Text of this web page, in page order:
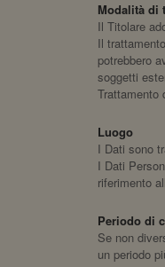
Modalità di
Il Titolare
Il
potrebbero
soggetti
Trattamento
Luogo
I Dati sono
I Dati
riferimento
Periodo di
Se non
un periodo